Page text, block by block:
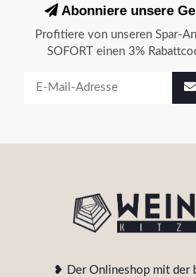
Abonniere unsere
Profitiere von unseren Spar-
SOFORT einen 3%
❥ Der Onlineshop mit der